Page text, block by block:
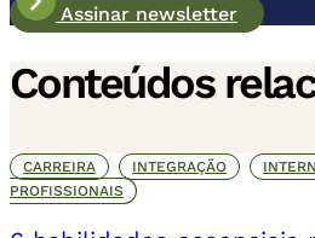
Assinar newsletter
Conteúdos
CARREIRA INTEGRAÇÃO
PROFISSIONAIS